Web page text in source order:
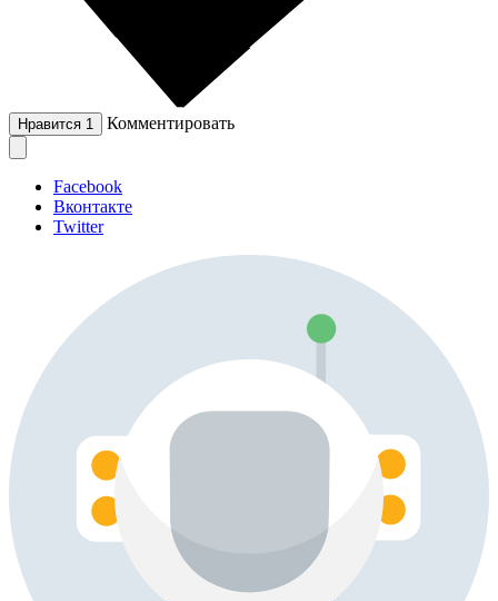
Нравится 1 Комментировать
Facebook
Вконтакте
Twitter